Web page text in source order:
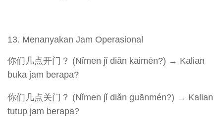
Menanyakan Jam Operasional
你们几点开门？ (Nǐmen jǐ diǎn kāimén?) → Kalian
buka jam berapa?
你们几点关门？ (Nǐmen jǐ diǎn guānmén?) → Kalian
tutup jam berapa?